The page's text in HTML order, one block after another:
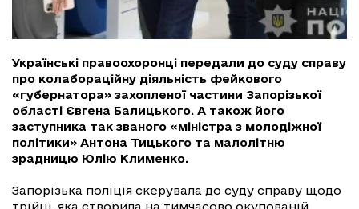
Українські правоохоронці передали до суду справу
про колабораційну діяльність фейкового
«губернатора» захопленої частини Запорізької
області Євгена Балицького. А також його
заступника так званого «міністра з молодіжної
політики» Антона Тицького та малолітню
зрадницю Юлію Клименко.
Запорізька поліція скерувала до суду справу щодо